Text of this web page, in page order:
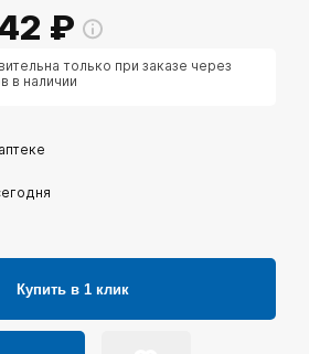
₽
только при заказе через
в наличии
Купить в 1 клик